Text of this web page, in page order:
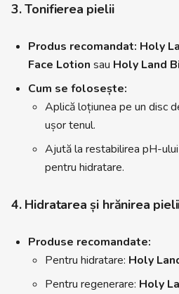
3. Tonifierea pielii
Produs recomandat: Holy
Face Lotion sau Holy Land
Cum se folosește:
Aplică loțiunea pe un disc
ușor tenul.
Ajută la restabilirea pH-
pentru hidratare.
4. Hidratarea și hrănirea
Produse recomandate:
Pentru hidratare: Holy
Pentru regenerare: Holy